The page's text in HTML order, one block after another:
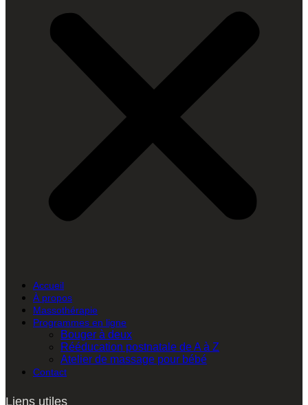
Accueil
À propos
Massothérapie
Programmes en ligne
Bouger à deux
Rééducation postnatale de A à Z
Atelier de massage pour bébé
Contact
Liens utiles